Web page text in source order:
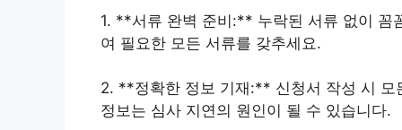
1. **서류 완벽 준비:** 누락된 서류 없이 꼼
여 필요한 모든 서류를 갖추세요.
2. **정확한 정보 기재:** 신청서 작성 시 모
정보는 심사 지연의 원인이 될 수 있습니다.